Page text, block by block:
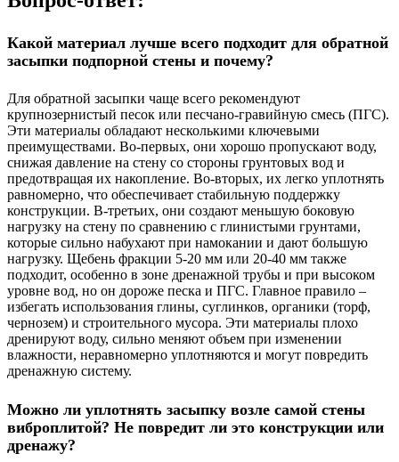
Какой материал лучше всего подходит для обратной
засыпки подпорной стены и почему?
Для обратной засыпки чаще всего рекомендуют
крупнозернистый песок или песчано-гравийную смесь (ПГС).
Эти материалы обладают несколькими ключевыми
преимуществами. Во-первых, они хорошо пропускают воду,
снижая давление на стену со стороны грунтовых вод и
предотвращая их накопление. Во-вторых, их легко уплотнять
равномерно, что обеспечивает стабильную поддержку
конструкции. В-третьих, они создают меньшую боковую
нагрузку на стену по сравнению с глинистыми грунтами,
которые сильно набухают при намокании и дают большую
нагрузку. Щебень фракции 5-20 мм или 20-40 мм также
подходит, особенно в зоне дренажной трубы и при высоком
уровне вод, но он дороже песка и ПГС. Главное правило –
избегать использования глины, суглинков, органики (торф,
чернозем) и строительного мусора. Эти материалы плохо
дренируют воду, сильно меняют объем при изменении
влажности, неравномерно уплотняются и могут повредить
дренажную систему.
Можно ли уплотнять засыпку возле самой стены
виброплитой? Не повредит ли это конструкции или
дренажу?